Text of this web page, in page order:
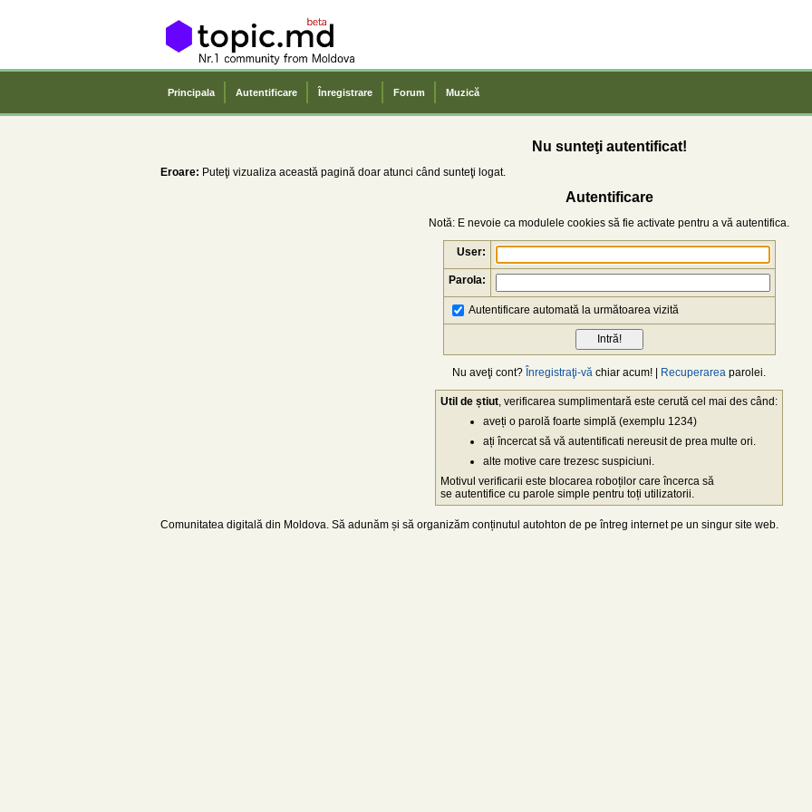
Principala Autentificare Înregistrare Forum Muzică
Nu sunteţi autentificat!
Eroare: Puteţi vizualiza această pagină doar atunci când sunteţi logat.
Autentificare
Notă: E nevoie ca modulele cookies să fie activate pentru a vă autentifica.
User:
Parola:
Autentificare automată la următoarea vizită
Nu aveţi cont? Înregistraţi-vă chiar acum! | Recuperarea parolei.
Util de știut , verificarea sumplimentară este cerută cel mai des când:
aveți o parolă foarte simplă (exemplu 1234)
ați încercat să vă autentificati nereusit de prea multe ori.
alte motive care trezesc suspiciuni.
Motivul verificarii este blocarea roboților care încerca să
se autentifice cu parole simple pentru toți utilizatorii.
Comunitatea digitală din Moldova. Să adunăm și să organizăm conținutul autohton de pe întreg internet pe un singur site web.